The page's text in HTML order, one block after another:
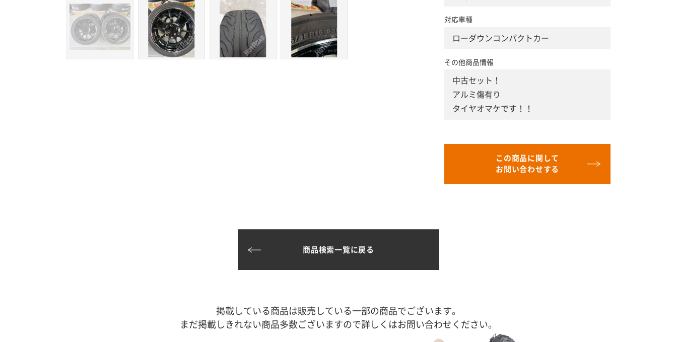
対応車種
ローダウンコンパクトカー
その他商品情報
中古セット！
アルミ傷有り
タイヤオマケです！！
この商品に関して
お問い合わせする
商品検索一覧に戻る
掲載している商品は販売している一部の商品でございます。
まだ掲載しきれない商品多数ございますので詳しくはお問い合わせください。